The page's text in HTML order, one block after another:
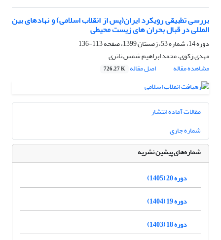
بررسی تطبیقی رویکرد ایران(پس از انقلاب اسلامی) و نهادهای بین
المللی در قبال بحران های زیست محیطی
دوره 14، شماره 53، زمستان 1399، صفحه
113-136
مهدی زکوی، محمد ابراهیم شمس ناتری
مشاهده مقاله
اصل مقاله 726.27 K
مقالات آماده انتشار
شماره جاری
شماره‌های پیشین نشریه
دوره 20 (1405)
دوره 19 (1404)
دوره 18 (1403)